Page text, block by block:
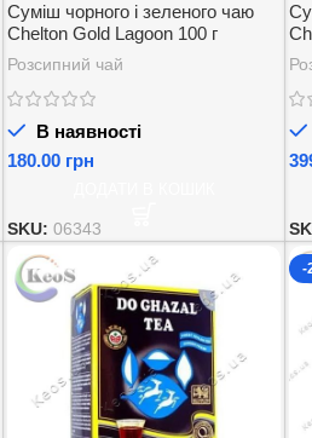
Суміш чорного і зеленого чаю
Chelton Gold Lagoon 100 г
Розсипний чай
В наявності
грн
SKU: 06343
-